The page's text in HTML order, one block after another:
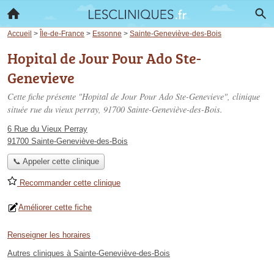
Accueil > Île-de-France > Essonne > Sainte-Geneviève-des-Bois
Hopital de Jour Pour Ado Ste-
Genevieve
Cette fiche présente "Hopital de Jour Pour Ado Ste-Genevieve", clinique
située rue du vieux perray, 91700 Sainte-Geneviève-des-Bois.
6 Rue du Vieux Perray
91700 Sainte-Geneviève-des-Bois
📞 Appeler cette clinique
Recommander cette clinique
Améliorer cette fiche
Renseigner les horaires
Autres cliniques à Sainte-Geneviève-des-Bois